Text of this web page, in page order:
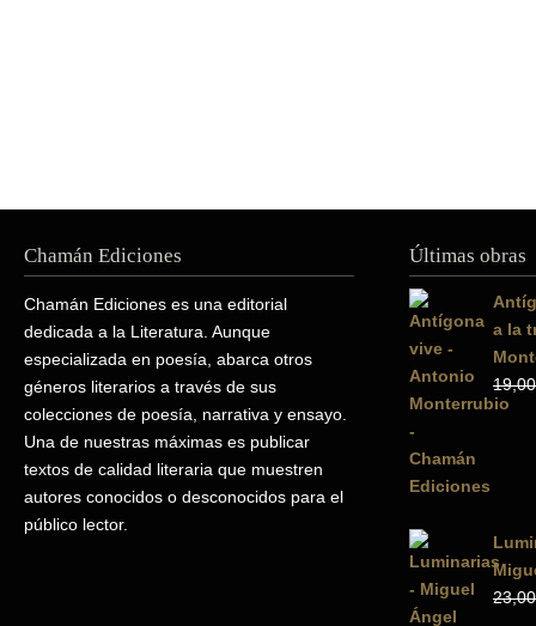
Chamán Ediciones
Chamán Ediciones es una editorial
dedicada a la Literatura. Aunque
especializada en poesía, abarca otros
géneros literarios a través de sus
colecciones de poesía, narrativa y ensayo.
Una de nuestras máximas es publicar
textos de calidad literaria que muestren
autores conocidos o desconocidos para el
público lector.
Últimas obras
a la
19,00
23,00